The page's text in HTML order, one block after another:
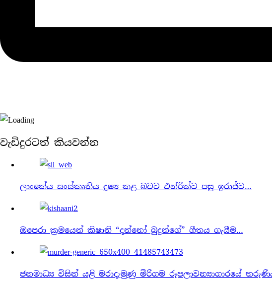
වැඩිදුරටත් කියවන්න
ලාංකේය සංස්කෘතිය දූෂ්‍ය කළ බවට එන්රික්ට පසු ඉරාජ්ට…
ඔපෙරා ක්‍රමයෙන් කිෂානි “දන්නෝ බුදුන්ගේ” ගීතය ගැයීම…
ජනමාධ්‍ය විසින් යළි මරාදැමුණු මීරිගම රූපලාවන්‍යාගාරයේ